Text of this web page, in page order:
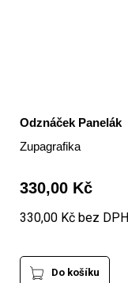
Odznáček Panelák
Zupagrafika
330,00 Kč
330,00 Kč bez DPH
Do košíku